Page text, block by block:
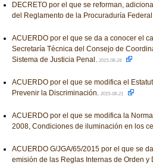
DECRETO por el que se reforman,
del Reglamento de la Procuraduría
ACUERDO por el que se da a conocer el
Secretaría Técnica del Consejo de
Sistema de Justicia Penal. 2015-08-24
ACUERDO por el que se modifica el
Prevenir la Discriminación. 2015-08-21
ACUERDO por el que se modifica la
2008, Condiciones de iluminación en los
ACUERDO G/JGA/65/2015 por el que se
emisión de las Reglas Internas de Orden